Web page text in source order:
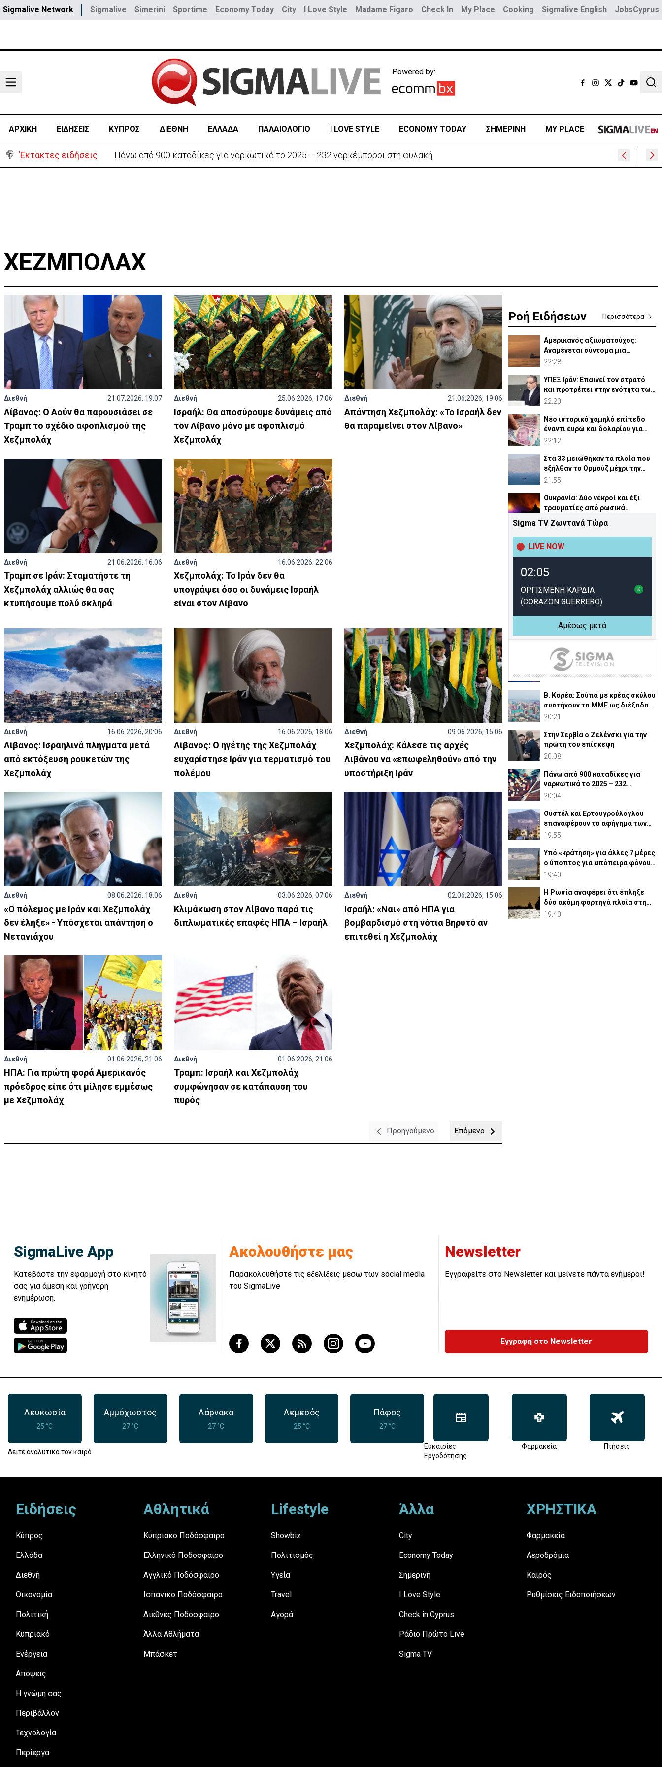
Sigmalive Network Sigmalive Simerini Sportime Economy Today City I Love Style Madame Figaro Check In My Place Cooking Sigmalive English JobsCyprus
Powered by:
ΑΡΧΙΚΗ ΕΙΔΗΣΕΙΣ ΚΥΠΡΟΣ ΔΙΕΘΝΗ ΕΛΛΑΔΑ ΠΑΛΑΙΟΛΟΓΙΟ I LOVE STYLE ECONOMY TODAY ΣΗΜΕΡΙΝΗ MY PLACE
Έκτακτες ειδήσεις Πάνω από 900 καταδίκες για ναρκωτικά το 2025 – 232 ναρκέμποροι στη φυλακή
ΧΕΖΜΠΟΛΑΧ
Διεθνή 21.07.2026, 19:07
Λίβανος: Ο Αούν θα παρουσιάσει σε
Τραμπ το σχέδιο αφοπλισμού της
Χεζμπολάχ
Διεθνή 25.06.2026, 17:06
Ισραήλ: Θα αποσύρουμε δυνάμεις από
τον Λίβανο μόνο με αφοπλισμό
Χεζμπολάχ
Διεθνή 21.06.2026, 19:06
Απάντηση Χεζμπολάχ: «Το Ισραήλ δεν
θα παραμείνει στον Λίβανο»
Διεθνή 21.06.2026, 16:06
Τραμπ σε Ιράν: Σταματήστε τη
Χεζμπολάχ αλλιώς θα σας
κτυπήσουμε πολύ σκληρά
Διεθνή 16.06.2026, 22:06
Χεζμπολάχ: Το Ιράν δεν θα
υπογράψει όσο οι δυνάμεις Ισραήλ
είναι στον Λίβανο
Διεθνή 16.06.2026, 20:06
Λίβανος: Ισραηλινά πλήγματα μετά
από εκτόξευση ρουκετών της
Χεζμπολάχ
Διεθνή 16.06.2026, 18:06
Λίβανος: Ο ηγέτης της Χεζμπολάχ
ευχαρίστησε Ιράν για τερματισμό του
πολέμου
Διεθνή 09.06.2026, 15:06
Χεζμπολάχ: Κάλεσε τις αρχές
Λιβάνου να «επωφεληθούν» από την
υποστήριξη Ιράν
Διεθνή 08.06.2026, 18:06
«Ο πόλεμος με Ιράν και Χεζμπολάχ
δεν έληξε» - Υπόσχεται απάντηση ο
Νετανιάχου
Διεθνή 03.06.2026, 07:06
Κλιμάκωση στον Λίβανο παρά τις
διπλωματικές επαφές ΗΠΑ – Ισραήλ
Διεθνή 02.06.2026, 15:06
Ισραήλ: «Ναι» από ΗΠΑ για
βομβαρδισμό στη νότια Βηρυτό αν
επιτεθεί η Χεζμπολάχ
Διεθνή 01.06.2026, 21:06
ΗΠΑ: Για πρώτη φορά Αμερικανός
πρόεδρος είπε ότι μίλησε εμμέσως
με Χεζμπολάχ
Διεθνή 01.06.2026, 21:06
Τραμπ: Ισραήλ και Χεζμπολάχ
συμφώνησαν σε κατάπαυση του
πυρός
Προηγούμενο Επόμενο
Ροή Ειδήσεων Περισσότερα
Αμερικανός αξιωματούχος:
Αναμένεται σύντομα μια
συμφωνία για Ορμούζ
22:28
ΥΠΕΞ Ιράν: Επαινεί τον στρατό
και προτρέπει στην ενότητα των
μουσουλμάνων
22:20
Νέο ιστορικό χαμηλό επίπεδο
έναντι ευρώ και δολαρίου για
τουρκική λίρα
22:12
Στα 33 μειώθηκαν τα πλοία που
εξήλθαν το Ορμούζ μέχρι την
Πέμπτη
21:55
Ουκρανία: Δύο νεκροί και έξι
τραυματίες από ρωσικά
21:37
ΗΠΑ: Η Γερουσία ενέκρινε νέες
κυρώσεις σε βάρος της Ρωσίας
21:24
Σε επικύρωση και των 4
υποψηφίων για προεδρία ΕΔΕΚ
καλεί ο Κ. Μαυρονικόλας
21:07
Λίβανος–Ισραήλ: Συμφώνησαν σε
λίστα χωρών που θα επιβλέψουν
αφοπλισμό Χεζμπολά
20:51
Χειροπέδες σε μοναχό για
απόπειρα φόνου-Μαχαίρωσε
στο λαιμό 53χρονο
20:23
Β. Κορέα: Σούπα με κρέας σκύλου
συστήνουν τα MME ως διέξοδο
στον καύσωνα
20:21
Στην Σερβία ο Ζελένσκι για την
πρώτη του επίσκεψη
20:08
Πάνω από 900 καταδίκες για
ναρκωτικά το 2025 – 232
ναρκέμποροι στη φυλακή
20:04
Ουστέλ και Ερτουγρούλογλου
επαναφέρουν το αφήγημα των
Κοκκίνων
19:55
Υπό «κράτηση» για άλλες 7 μέρες
ο ύποπτος για απόπειρα φόνου
σε υπεραγορά
19:40
Η Ρωσία αναφέρει ότι έπληξε
δύο ακόμη φορτηγά πλοία στη
Μαύρη Θάλασσα
19:40
Sigma TV Ζωντανά Τώρα
LIVE NOW
02:05
ΟΡΓΙΣΜΕΝΗ ΚΑΡΔΙΑ
(CORAZON GUERRERO)
Αμέσως μετά
SigmaLive App
Κατεβάστε την εφαρμογή στο κινητό
σας για άμεση και γρήγορη
ενημέρωση.
Ακολουθήστε μας
Παρακολουθήστε τις εξελίξεις μέσω των social media
του SigmaLive
Newsletter
Εγγραφείτε στο Newsletter και μείνετε πάντα ενήμεροι!
Εγγραφή στο Newsletter
Λευκωσία
25 °C
Αμμόχωστος
27 °C
Λάρνακα
27 °C
Λεμεσός
25 °C
Πάφος
27 °C
Δείτε αναλυτικά τον καιρό
Ευκαιρίες
Εργοδότησης
Φαρμακεία Πτήσεις
Ειδήσεις
Κύπρος
Ελλάδα
Διεθνή
Οικονομία
Πολιτική
Κυπριακό
Ενέργεια
Απόψεις
H γνώμη σας
Περιβάλλον
Τεχνολογία
Περίεργα
Αθλητικά
Κυπριακό Ποδόσφαιρο
Ελληνικό Ποδόσφαιρο
Αγγλικό Ποδόσφαιρο
Ισπανικό Ποδόσφαιρο
Διεθνές Ποδόσφαιρο
Άλλα Αθλήματα
Μπάσκετ
Lifestyle
Showbiz
Πολιτισμός
Υγεία
Travel
Αγορά
Άλλα
City
Economy Today
Σημερινή
I Love Style
Check in Cyprus
Ράδιο Πρώτο Live
Sigma TV
ΧΡΗΣΤΙΚΑ
Φαρμακεία
Αεροδρόμια
Καιρός
Ρυθμίσεις Ειδοποιήσεων